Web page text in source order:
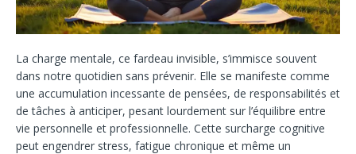
La charge mentale, ce fardeau invisible, s’immisce souvent
dans notre quotidien sans prévenir. Elle se manifeste comme
une accumulation incessante de pensées, de responsabilités et
de tâches à anticiper, pesant lourdement sur l’équilibre entre
vie personnelle et professionnelle. Cette surcharge cognitive
peut engendrer stress, fatigue chronique et même un